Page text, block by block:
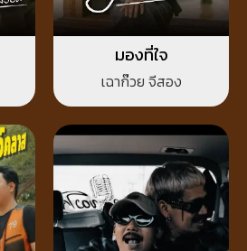
มองที่ใจ
เฉาก๊วย จีสอง